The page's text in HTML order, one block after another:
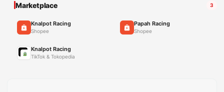
Marketplace 3
Knalpot Racing
Shopee
Papah Racing
Shopee
Knalpot Racing
TikTok & Tokopedia